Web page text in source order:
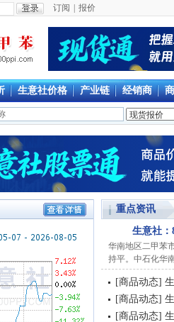
订阅 报价
生意社价格 产业链 经销商
重点资讯
生意社
华南地区二甲苯
持平。中石化华
[商品动态]
[商品动态]
[商品动态]